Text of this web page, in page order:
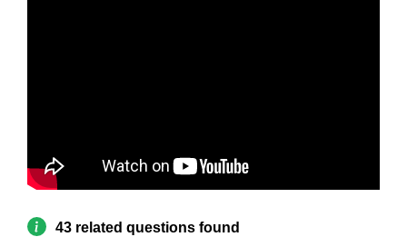
43 related questions found